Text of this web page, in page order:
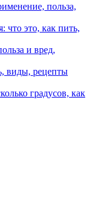
польза,
что это, как пить,
и вред,
виды, рецепты
градусов, как